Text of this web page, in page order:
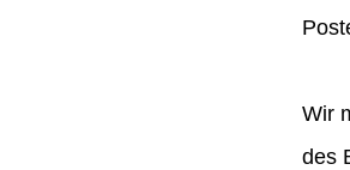
Wir
des